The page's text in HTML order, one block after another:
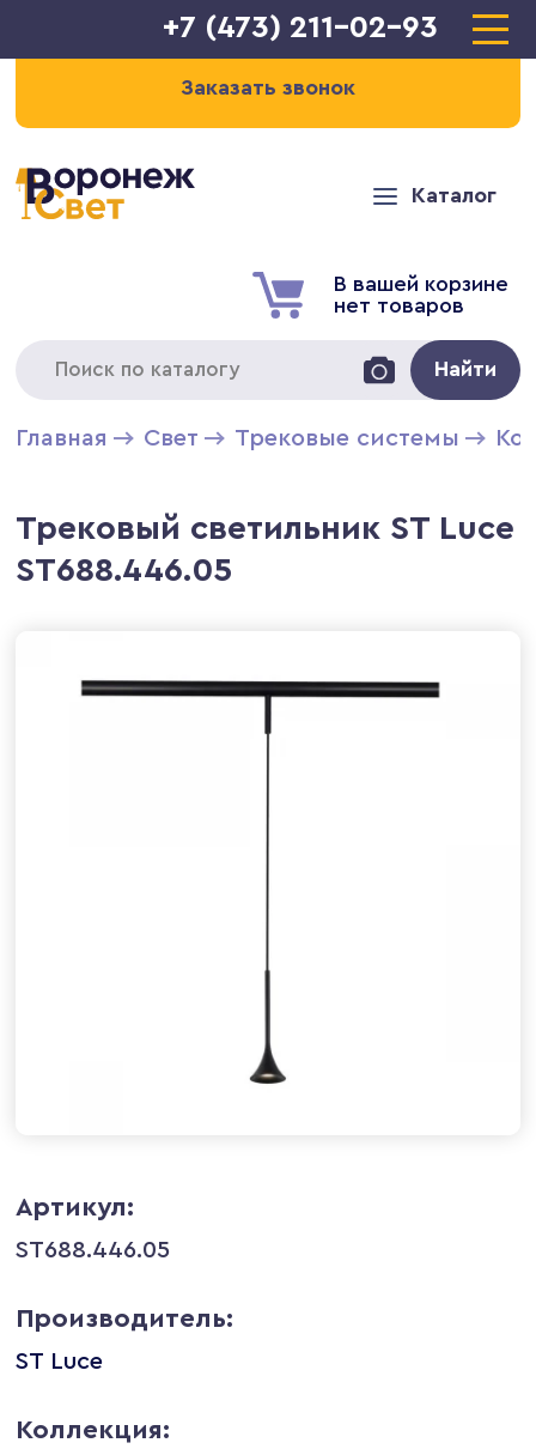
+7 (473) 211-02-93
Заказать звонок
Каталог
В вашей корзине
нет товаров
Найти
Главная Свет Трековые системы
Трековый светильник ST Luce
ST688.446.05
Артикул:
ST688.446.05
Производитель:
ST Luce
Коллекция: